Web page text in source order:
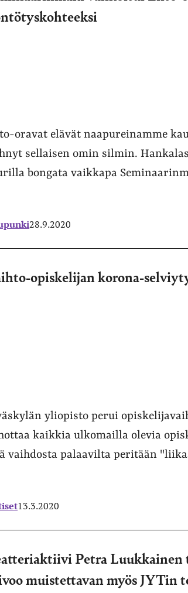
oravat elävät naapureinamme
sellaisen omin silmin.
bongata vaikkapa
28.9.2020
opiskelijan korona-
yliopisto perui
kaikkia ulkomailla olevia
vaihdosta palaavilta peritään
13.3.2020
Petra Luukkainen
muistettavan myös JYTin